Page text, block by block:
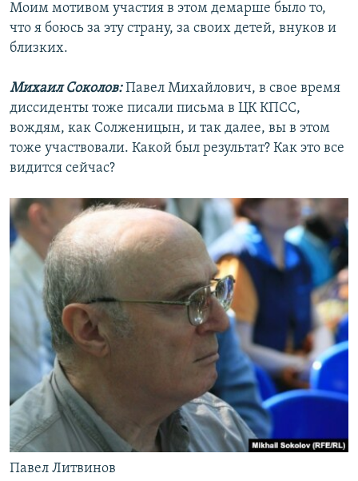
Моим мотивом участия в этом демарше было то,
что я боюсь за эту страну, за своих детей, внуков и
близких.
Михаил Соколов:Павел Михайлович, в свое время
диссиденты тоже писали письма в ЦК КПСС,
вождям, как Солженицын, и так далее, вы в этом
тоже участвовали. Какой был результат? Как это все
видится сейчас?
Павел Литвинов